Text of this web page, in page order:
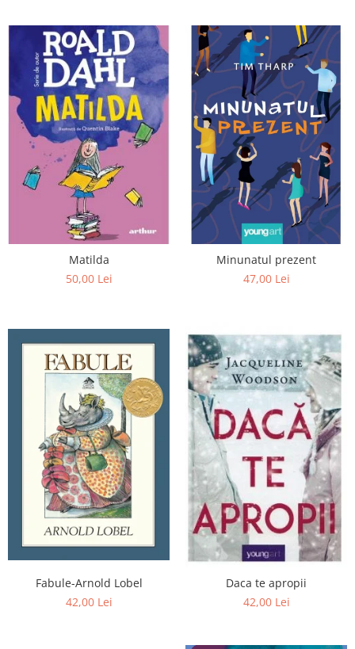
Editura Frontiera
Editura Gama
Editura Kreativ
Editura Litera
Editura Lizuka Educativ
Editura Nemira
Editura Nomina
Editura Pandora M
Editura Portocala Albastră
Editura Scriptum
Editura Sophia
Editura Vellant
Editura Verba
Matilda
50,00 Lei
Minunatul prezent
47,00 Lei
Fabule-Arnold Lobel
42,00 Lei
Daca te apropii
42,00 Lei